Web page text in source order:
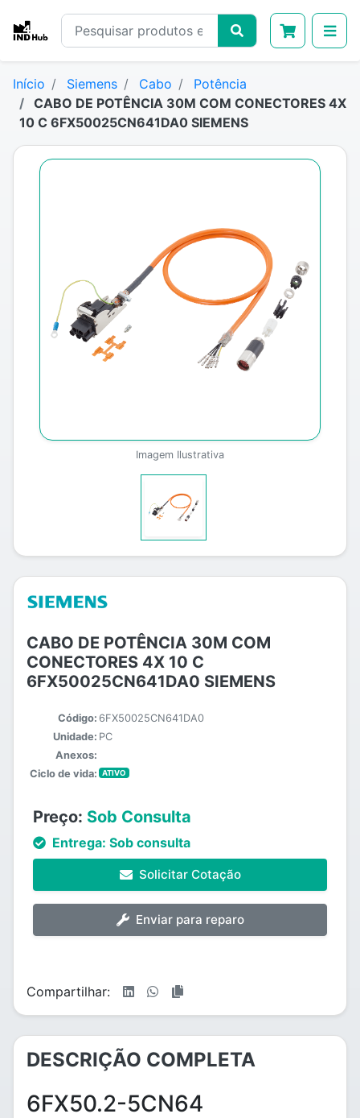
Início Siemens Cabo
Potência
CABO DE POTÊNCIA 30M COM CONECTORES 4X
10 C 6FX50025CN641DA0 SIEMENS
Imagem Ilustrativa
CABO DE POTÊNCIA 30M COM
CONECTORES 4X 10 C
6FX50025CN641DA0 SIEMENS
Código: 6FX50025CN641DA0
Unidade: PC
Anexos:
Ciclo de vida:
ATIVO
Preço: Sob Consulta
Entrega: Sob consulta
Solicitar Cotação
Enviar para reparo
Compartilhar:
DESCRIÇÃO COMPLETA
6FX50.2-5CN64